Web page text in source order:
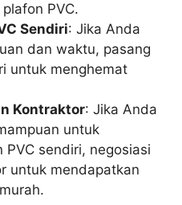
PVC.
Sendiri: Jika Anda
dan waktu, pasang
untuk menghemat
Kontraktor: Jika Anda
untuk
PVC sendiri, negosiasi
untuk mendapatkan